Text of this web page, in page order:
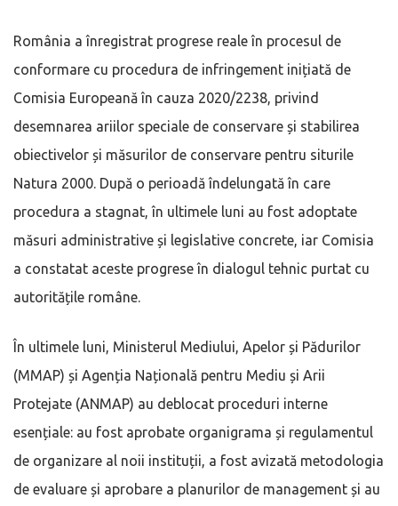
România a înregistrat progrese reale în procesul de
conformare cu procedura de infringement inițiată de
Comisia Europeană în cauza 2020/2238, privind
desemnarea ariilor speciale de conservare și stabilirea
obiectivelor și măsurilor de conservare pentru siturile
Natura 2000. După o perioadă îndelungată în care
procedura a stagnat, în ultimele luni au fost adoptate
măsuri administrative și legislative concrete, iar Comisia
a constatat aceste progrese în dialogul tehnic purtat cu
autoritățile române.
În ultimele luni, Ministerul Mediului, Apelor și Pădurilor
(MMAP) și Agenția Națională pentru Mediu și Arii
Protejate (ANMAP) au deblocat proceduri interne
esențiale: au fost aprobate organigrama și regulamentul
de organizare al noii instituții, a fost avizată metodologia
de evaluare și aprobare a planurilor de management și au